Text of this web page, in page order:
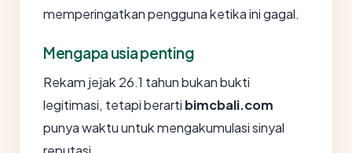
memperingatkan pengguna ketika ini gagal.
Mengapa usia penting
Rekam jejak 26.1 tahun bukan bukti
legitimasi, tetapi berarti bimcbali.com
punya waktu untuk mengakumulasi sinyal